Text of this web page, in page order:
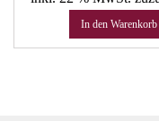
In den Warenkorb